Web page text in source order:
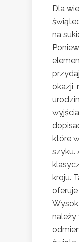
Dla
na
okazji,
które
szyku.
kroju.
oferuje
należy